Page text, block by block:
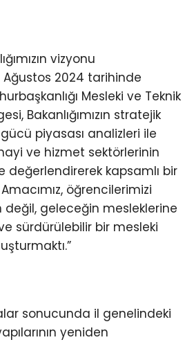
vizyonu
Ağustos 2024 tarihinde
Mesleki ve Teknik
Bakanlığımızın stratejik
gücü piyasası analizleri ile
ve hizmet sektörlerinin
değerlendirerek kapsamlı bir
öğrencilerimizi
değil, geleceğin mesleklerine
sürdürülebilir bir mesleki
sonucunda il genelindeki
yeniden